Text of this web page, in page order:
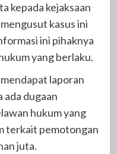
kepada kejaksaan
kasus ini
ini pihaknya
yang berlaku.
laporan
ada dugaan
hukum yang
terkait pemotongan
juta.